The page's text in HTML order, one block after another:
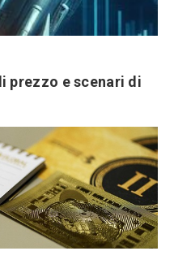
prezzo e scenari di